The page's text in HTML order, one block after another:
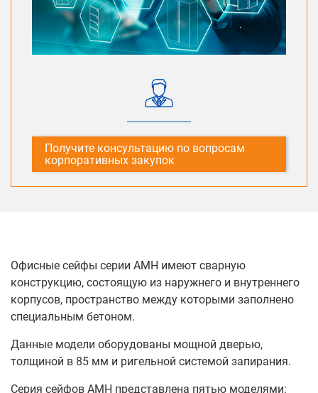
Получите консультацию по вопросам
корпоративных закупок
Офисные сейфы серии АМН имеют сварную
конструкцию, состоящую из наружнего и внутреннего
корпусов, пространство между которыми заполнено
специальным бетоном.
Данные модели оборудованы мощной дверью,
толщиной в 85 мм и ригельной системой запирания.
Серия сейфов АМН представлена пятью моделями: